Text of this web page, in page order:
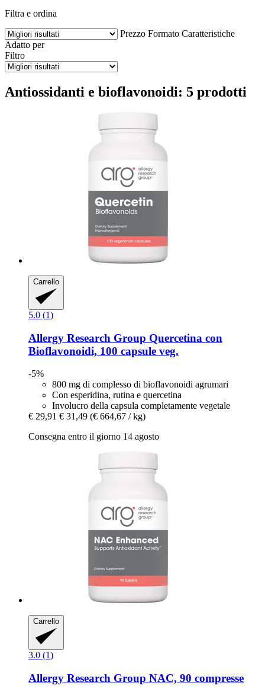
Filtra e ordina
Prezzo Formato Caratteristiche
Adatto per
Filtro
Antiossidanti e bioflavonoidi: 5 prodotti
Carrello
5.0 (1)
Allergy Research Group Quercetina con
Bioflavonoidi, 100 capsule veg.
-5%
800 mg di complesso di bioflavonoidi agrumari
Con esperidina, rutina e quercetina
Involucro della capsula completamente vegetale
€ 29,91 € 31,49 (€ 664,67 / kg)
Consegna entro il giorno 14 agosto
Carrello
3.0 (1)
Allergy Research Group NAC, 90 compresse